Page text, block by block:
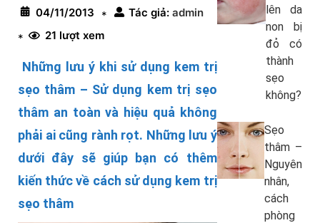
04/11/2013 * Tác giả: admin
*
21 lượt xem
Những lưu ý khi sử dụng kem trị
sẹo thâm – Sử dụng kem trị sẹo
thâm an toàn và hiệu quả không
phải ai cũng rành rọt. Những lưu ý
dưới đây sẽ giúp bạn có thêm
kiến thức về cách sử dụng kem trị
sẹo thâm
lên da
non bị
đỏ có
thành
sẹo
không?
Sẹo
thâm –
Nguyên
nhân,
cách
phòng